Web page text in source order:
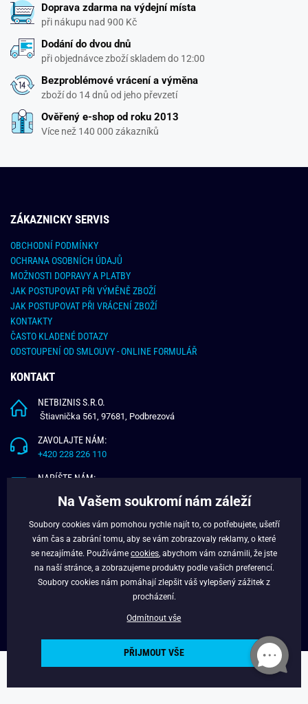
Doprava zdarma na výdejní místa
při nákupu nad 900 Kč
Dodání do dvou dnů
při objednávce zboží skladem do 12:00
Bezproblémové vrácení a výměna
zboží do 14 dnů od jeho převzetí
Ověřený e-shop od roku 2013
Více než 140 000 zákazníků
ZÁKAZNICKY SERVIS
OBCHODNÍ PODMÍNKY
OCHRANA OSOBNÍCH ÚDAJŮ
MOŽNOSTI DOPRAVY A PLATBY
JAK POSTUPOVAT PŘI VÝMĚNĚ ZBOŽÍ
JAK POSTUPOVAT PŘI VRÁCENÍ ZBOŽÍ
KONTAKTY
ČASTO KLADENÉ DOTAZY
ODSTOUPENÍ OD SMLOUVY - ONLINE FORMULÁŘ
KONTAKT
NETBIZNIS S.R.O.
Štiavnička 561, 97681, Podbrezová
ZAVOLAJTE NÁM:
+420 228 226 110
NAPÍŠTE NÁM:
O NÁS
VĚRNOSTNÍ PROGRAM
Copyright © 2024 - Budchlap.cz Všechna práva vyhrazena. webdesign ©
Na Vašem soukromí nám záleží
Soubory cookies vám pomohou rychle najít to, co potřebujete, ušetří
vám čas a zabrání tomu, aby se vám zobrazovaly reklamy, o které
se nezajímáte. Používáme cookies , abychom vám oznámili, že jste
na naší stránce, a zobrazujeme produkty podle vašich preferencí.
Soubory cookies nám pomáhají zlepšit váš vylepšený zážitek z
procházení.
Odmítnout vše
PŘIJMOUT VŠE